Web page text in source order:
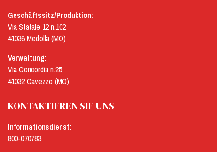
Geschäftssitz/Produktion:
Via Statale 12 n.102
41036 Medolla (MO)
Verwaltung:
Via Concordia n.25
41032 Cavezzo (MO)
KONTAKTIEREN SIE UNS
Informationsdienst:
800-070783